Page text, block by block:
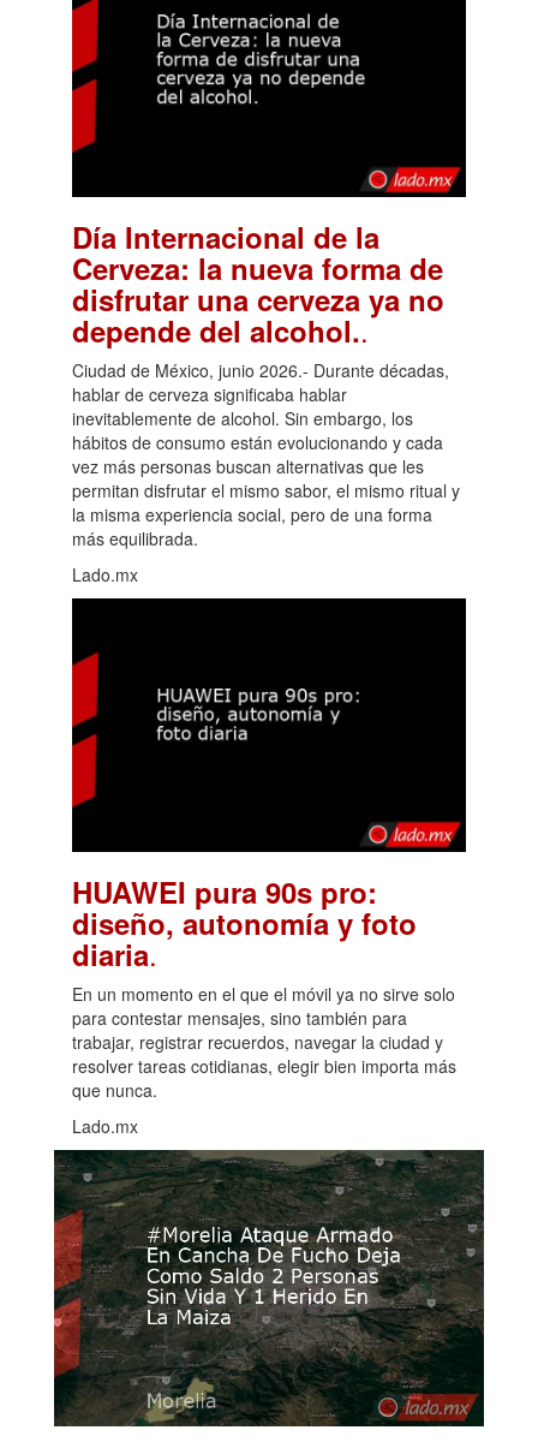
Día Internacional de la
Cerveza: la nueva forma de
disfrutar una cerveza ya no
depende del alcohol..
Ciudad de México, junio 2026.- Durante décadas,
hablar de cerveza significaba hablar
inevitablemente de alcohol. Sin embargo, los
hábitos de consumo están evolucionando y cada
vez más personas buscan alternativas que les
permitan disfrutar el mismo sabor, el mismo ritual y
la misma experiencia social, pero de una forma
más equilibrada.
Lado.mx
HUAWEI pura 90s pro:
diseño, autonomía y foto
diaria.
En un momento en el que el móvil ya no sirve solo
para contestar mensajes, sino también para
trabajar, registrar recuerdos, navegar la ciudad y
resolver tareas cotidianas, elegir bien importa más
que nunca.
Lado.mx